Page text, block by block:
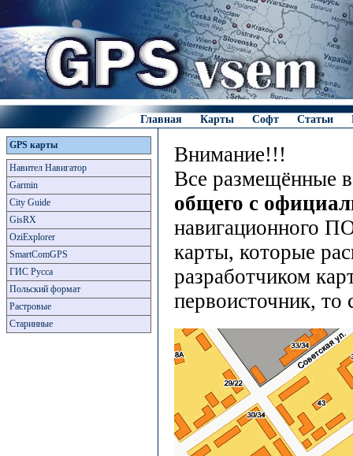
Главная Карты Софт Статьи
GPS карты
Навител Навигатор
Garmin
City Guide
GisRX
OziExplorer
SmartComGPS
ГИС Русса
Польский формат
Растровые
Старинные
Внимание!!!
Все размещённые
общего с
навигационного
карты, которые
разработчиком
первоисточник,